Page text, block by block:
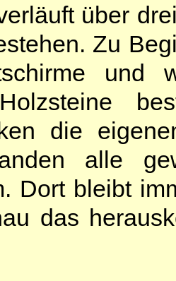
über
Zu
und
die
alle
Dort bleibt
das